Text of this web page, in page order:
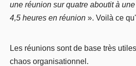
une réunion sur quatre aboutit à
4,5 heures en réunion ». Voilà ce
Les réunions sont de base très
chaos organisationnel.